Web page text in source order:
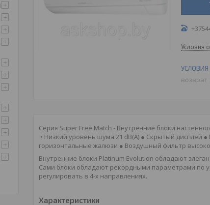
Условия
возврат
Серия Super Free Match - Внутренние блоки
• Низкий уровень шума 21 dB(A) ● Скрытый дисплей
горизонтальные жалюзи ● Воздушный фильтр
Внутренние блоки Platinum Evolution обладают
Сами блоки обладают рекордными параметрами по
регулировать в 4-х направлениях.
Характеристики